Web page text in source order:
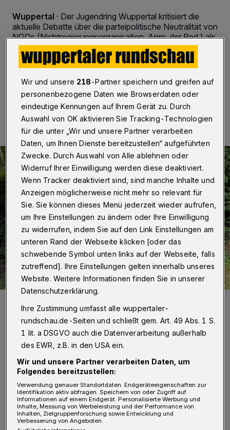
Wuppertal · Der Jugendring Wuppertal kritisiert die
aktuelle Debatte über die parteipolitische Neutralität von
NGOs (Nichtregierungsorganisation, Anm. der Red.) als
„irreführend und gefährlich“. Die Stellungnahme im
Wortlaut.
28.02.2025 , 09:30 Uhr
am Mahnmal KZ Kemna aus.
Foto: Herfurth
„Die Unterstellung, zivilgesellschaftliche
Organisationen dürften sich nicht klar gegen
Rechtsextremismus positionieren, ohne ihre
Wir und unsere 218-Partner speichern und greifen auf
personenbezogene Daten wie Browserdaten oder
eindeutige Kennungen auf Ihrem Gerät zu. Durch
Auswahl von OK aktivieren Sie Tracking-Technologien
für die unter „Wir und unsere Partner verarbeiten
Daten, um Ihnen Dienste bereitzustellen“ aufgeführten
Zwecke. Durch Auswahl von Alle ablehnen oder
Widerruf Ihrer Einwilligung werden diese deaktiviert.
Wenn Tracker deaktiviert sind, sind manche Inhalte und
Anzeigen möglicherweise nicht mehr so relevant für
Sie. Sie können dieses Menü jederzeit wieder aufrufen,
um Ihre Einstellungen zu ändern oder Ihre Einwilligung
zu widerrufen, indem Sie auf den Link Einstellungen am
unteren Rand der Webseite klicken [oder das
schwebende Symbol unten links auf der Webseite, falls
zutreffend]. Ihre Einstellungen gelten innerhalb unseres
Website. Weitere Informationen finden Sie in unserer
Datenschutzerklärung.
Ihre Zustimmung umfasst alle wuppertaler-
rundschau.de-Seiten und schließt gem. Art. 49 Abs. 1 S.
1 lit. a DSGVO auch die Datenverarbeitung außerhalb
des EWR, z.B. in den USA ein.
Wir und unsere Partner verarbeiten Daten, um
Folgendes bereitzustellen:
Verwendung genauer Standortdaten. Endgeräteeigenschaften zur
Identifikation aktiv abfragen. Speichern von oder Zugriff auf
Informationen auf einem Endgerät. Personalisierte Werbung und
Inhalte, Messung von Werbeleistung und der Performance von
Inhalten, Zielgruppenforschung sowie Entwicklung und
Verbesserung von Angeboten.